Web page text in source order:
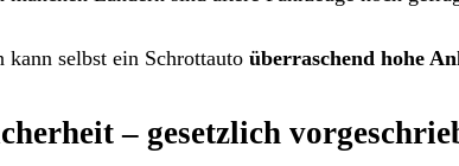
kann selbst ein Schrottauto überraschend hohe
– gesetzlich